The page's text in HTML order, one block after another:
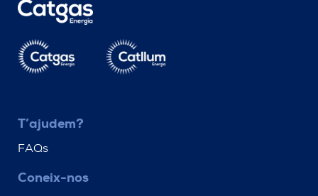
T’ajudem?
FAQs
Coneix-nos